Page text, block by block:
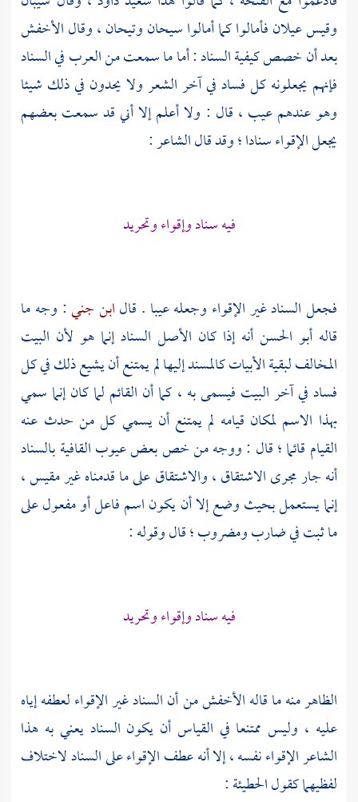
وقيس عيلان فأمالوا كما أمالوا سيحان وتيحان ، وقالالأخفش
بعد أن خصص كيفية السناد : أما ما سمعت من العرب في السناد
فإنهم يجعلونه كل فساد في آخر الشعر ولا يحدون في ذلك شيئا
وهو عندهم عيب ، قال : ولا أعلم إلا أني قد سمعت بعضهم
يجعل الإقواء سنادا ؛ وقد قال الشاعر :
فيه سناد وإقواء وتحريد
فجعل السناد غير الإقواء وجعله عيبا . قالابن جني: وجه ما
قالهأبو الحسنأنه إذا كان الأصل السناد إنما هو لأن البيت
المخالف لبقية الأبيات كالمسند إليها لم يمتنع أن يشيع ذلك في كل
فساد في آخر البيت فيسمى به ، كما أن القائم لما كان إنما سمي
بهذا الاسم لمكان قيامه لم يمتنع أن يسمي كل من حدث عنه
القيام قائما ؛ قال : ووجه من خص بعض عيوب القافية بالسناد
أنه جار مجرى الاشتقاق ، والاشتقاق على ما قدمناه غير مقيس ،
إنما يستعمل بحيث وضع إلا أن يكون اسم فاعل أو مفعول على
ما ثبت في ضارب ومضروب ؛ قال وقوله :
فيه سناد وإقواء وتحريد
الظاهر منه ما قالهالأخفشمن أن السناد غير الإقواء لعطفه إياه
عليه ، وليس ممتنعا في القياس أن يكون السناد يعني به هذا
الشاعر الإقواء نفسه ، إلا أنه عطف الإقواء على السناد لاختلاف
لفظيهما كقولالحطيئة: